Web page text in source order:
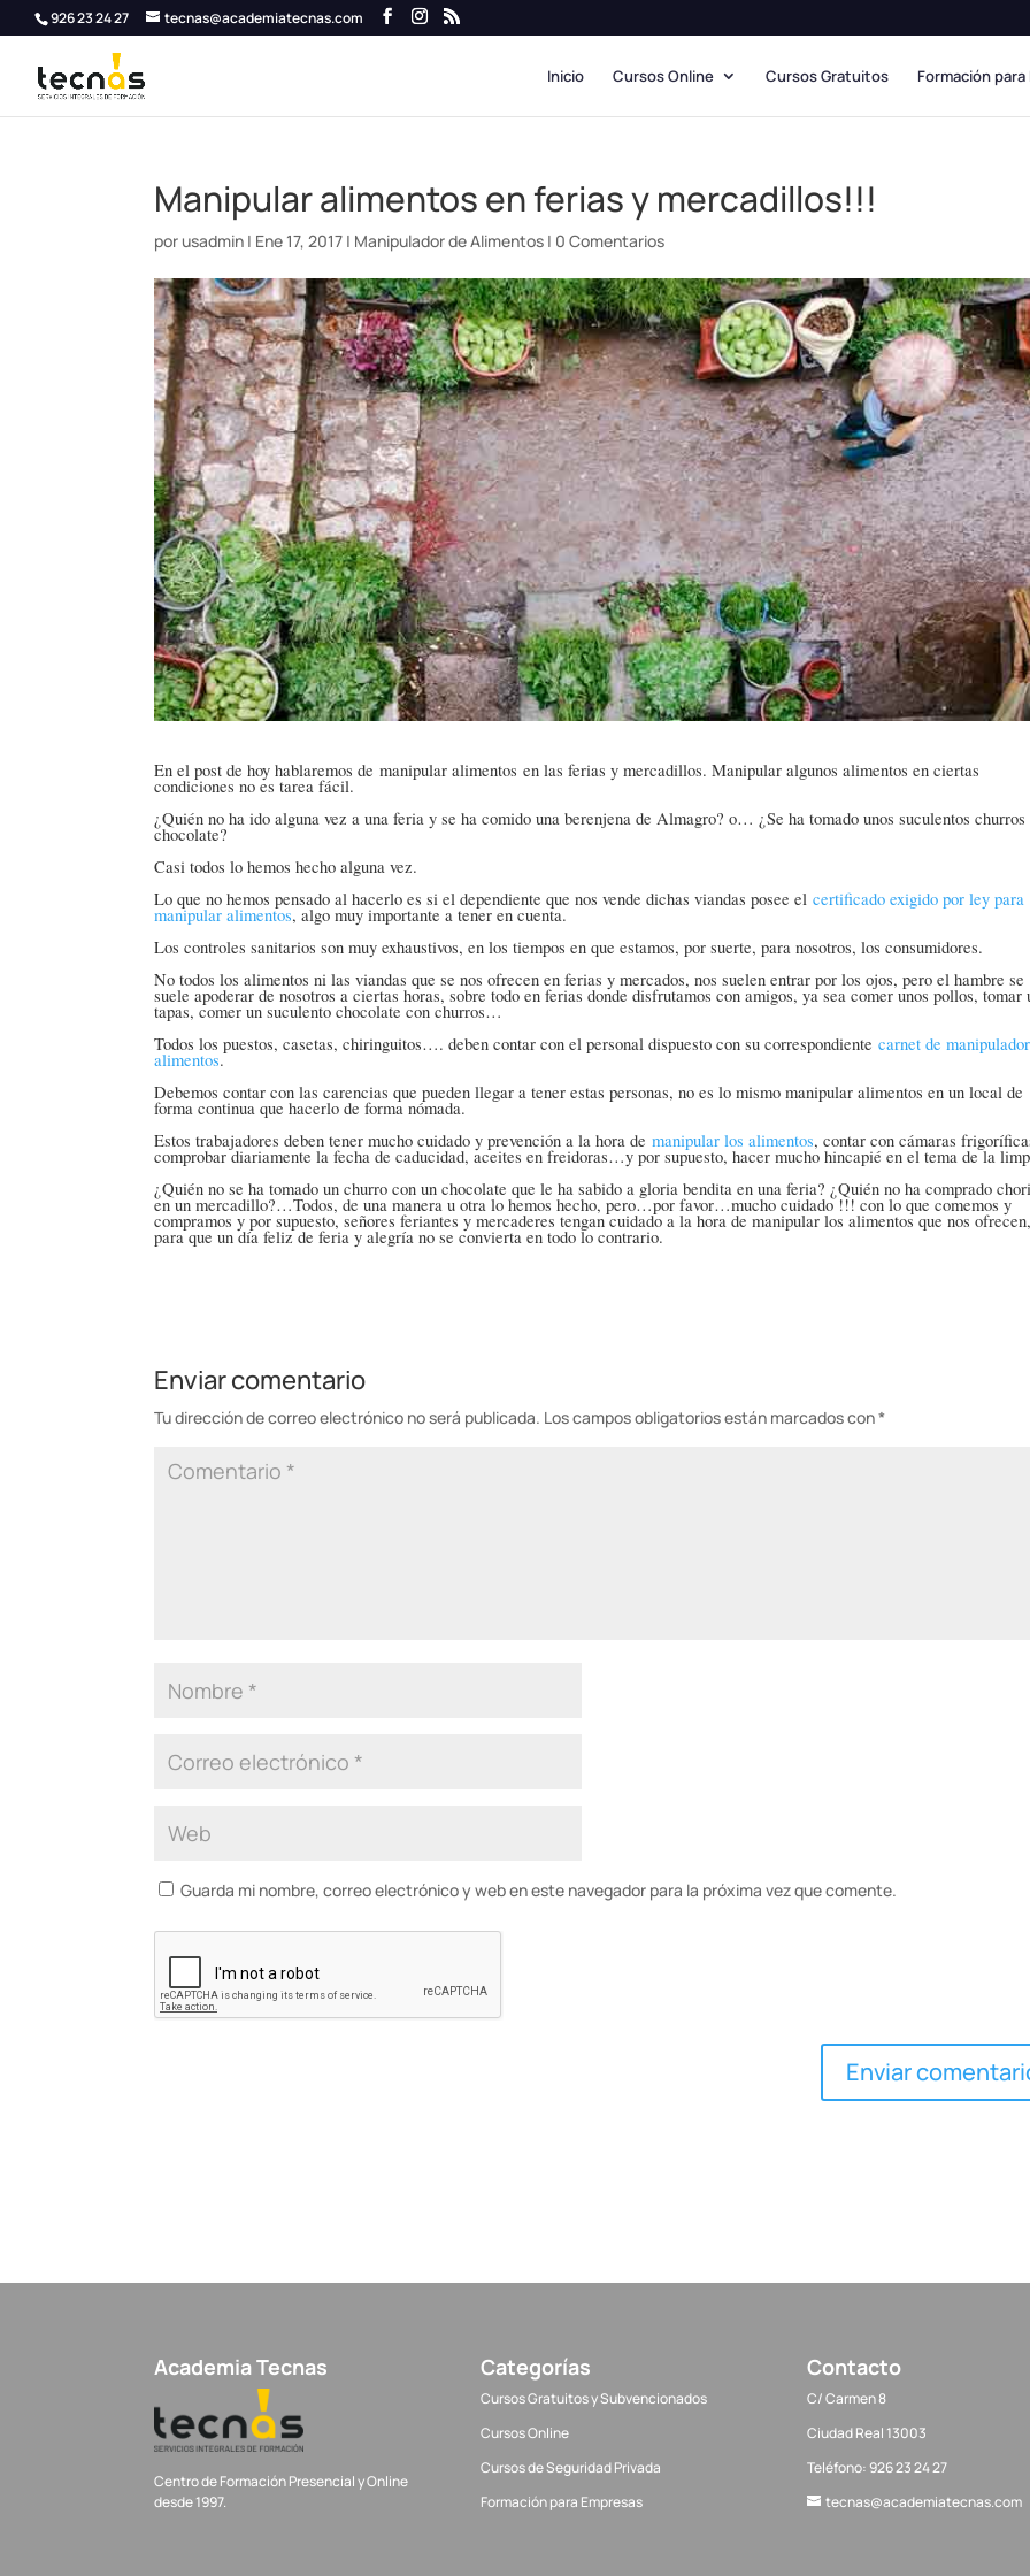
926 23 24 27 tecnas@academiatecnas.com
Inicio Cursos Online Cursos Gratuitos Formación
Manipular alimentos en ferias y mercadillos!!!
porusadmin | Ene 17, 2017 | Manipulador de Alimentos | 0 Comentarios
En el post de hoy hablaremos de manipular alimentos en las ferias y mercadillos. Manipular algunos alimentos en ciertas
condiciones no es tarea fácil.
¿Quién no ha ido alguna vez a una feria y se ha comido una berenjena de Almagro? o… ¿Se ha tomado unos suculentos churros
chocolate?
Casi todos lo hemos hecho alguna vez.
Lo que no hemos pensado al hacerlo es si el dependiente que nos vende dichas viandas posee el certificado exigido por ley para
manipular alimentos, algo muy importante a tener en cuenta.
Los controles sanitarios son muy exhaustivos, en los tiempos en que estamos, por suerte, para nosotros, los consumidores.
No todos los alimentos ni las viandas que se nos ofrecen en ferias y mercados, nos suelen entrar por los ojos, pero el hambre se
suele apoderar de nosotros a ciertas horas, sobre todo en ferias donde disfrutamos con amigos, ya sea comer unos pollos, tomar
tapas, comer un suculento chocolate con churros…
Todos los puestos, casetas, chiringuitos…. deben contar con el personal dispuesto con su correspondiente carnet de
alimentos.
Debemos contar con las carencias que pueden llegar a tener estas personas, no es lo mismo manipular alimentos en un local de
forma continua que hacerlo de forma nómada.
Estos trabajadores deben tener mucho cuidado y prevención a la hora de manipular los alimentos, contar con cámaras
comprobar diariamente la fecha de caducidad, aceites en freidoras…y por supuesto, hacer mucho hincapié en el tema de la
¿Quién no se ha tomado un churro con un chocolate que le ha sabido a gloria bendita en una feria? ¿Quién no ha comprado
en un mercadillo?…Todos, de una manera u otra lo hemos hecho, pero…por favor…mucho cuidado !!! con lo que comemos y
compramos y por supuesto, señores feriantes y mercaderes tengan cuidado a la hora de manipular los alimentos que nos ofrecen,
para que un día feliz de feria y alegría no se convierta en todo lo contrario.
Enviar comentario
Tu dirección de correo electrónico no será publicada. Los campos obligatorios están marcados con*
Guarda mi nombre, correo electrónico y web en este navegador para la próxima vez que comente.
Academia Tecnas
Centro de Formación Presencial y Online
desde 1997.
Categorías
Cursos Gratuitos y Subvencionados
Cursos Online
Cursos de Seguridad Privada
Formación para Empresas
Contacto
C/ Carmen 8
Ciudad Real 13003
Teléfono: 926 23 24 27
tecnas@academiatecnas.com